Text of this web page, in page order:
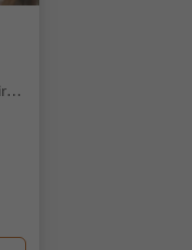
Bolzano/Bozen, Bolzano/Bozen and environs